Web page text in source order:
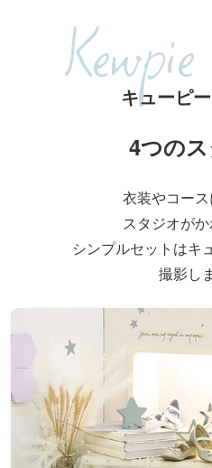
キューピ
4つの
衣装やコー
スタジオがか
シンプルセットはキ
撮影し